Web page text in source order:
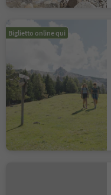
Biglietto online qui